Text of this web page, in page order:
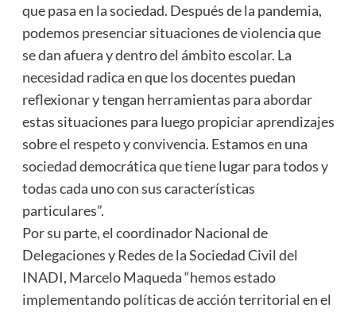
que pasa en la sociedad. Después de la pandemia,
podemos presenciar situaciones de violencia que
se dan afuera y dentro del ámbito escolar. La
necesidad radica en que los docentes puedan
reflexionar y tengan herramientas para abordar
estas situaciones para luego propiciar aprendizajes
sobre el respeto y convivencia. Estamos en una
sociedad democrática que tiene lugar para todos y
todas cada uno con sus características
particulares”.
Por su parte, el coordinador Nacional de
Delegaciones y Redes de la Sociedad Civil del
INADI, Marcelo Maqueda “hemos estado
implementando políticas de acción territorial en el